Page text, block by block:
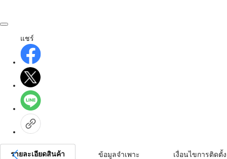
แชร์
รายละเอียดสินค้า ข้อมูลจำเพาะ เงื่อนไขการติดตั้ง